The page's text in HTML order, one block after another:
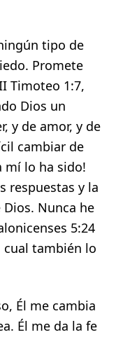
tipo de
Promete
Timoteo 1:7,
Dios un
y de amor, y de
cambiar de
mí lo ha sido!
respuestas y la
Nunca he
5:24
cual también lo
Él me cambia
Él me da la fe